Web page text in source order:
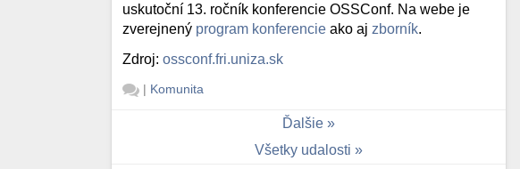
uskutoční 13. ročník konferencie OSSConf. Na webe je
zverejnený program konferencie ako aj zborník.
Zdroj:ossconf.fri.uniza.sk
| Komunita
Ďalšie
Všetky udalosti